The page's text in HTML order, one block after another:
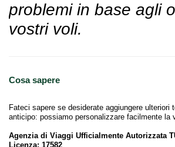
problemi in base agli
vostri voli.
Cosa sapere
Fateci sapere se desiderate aggiungere ulteriori
anticipo: possiamo personalizzare facilmente la
Agenzia di Viaggi Ufficialmente Autorizzata
Licenza: 17582